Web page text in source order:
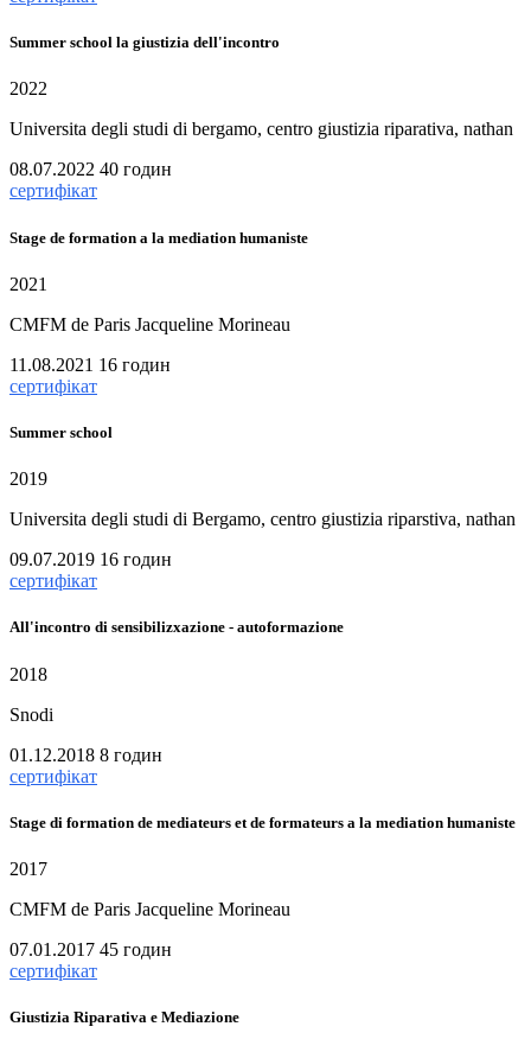
Summer school la giustizia dell'incontro
2022
Universita degli studi di bergamo, centro giustizia riparativa, nathan
08.07.2022 40 годин
сертифікат
Stage de formation a la mediation humaniste
2021
CMFM de Paris Jacqueline Morineau
11.08.2021 16 годин
сертифікат
Summer school
2019
Universita degli studi di Bergamo, centro giustizia riparstiva, nathan
09.07.2019 16 годин
сертифікат
All'incontro di sensibilizxazione - autoformazione
2018
Snodi
01.12.2018 8 годин
сертифікат
Stage di formation de mediateurs et de formateurs a la mediation humaniste
2017
CMFM de Paris Jacqueline Morineau
07.01.2017 45 годин
сертифікат
Giustizia Riparativa e Mediazione